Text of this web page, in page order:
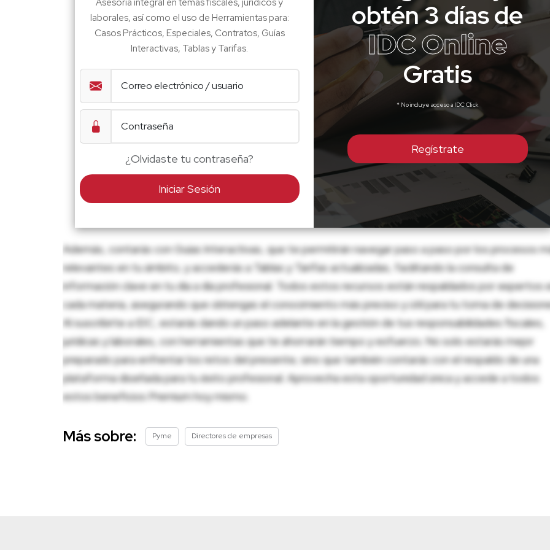
Asesoría integral en temas fiscales, jurídicos y
laborales, así como el uso de Herramientas para:
Casos Prácticos, Especiales, Contratos, Guías
Interactivas, Tablas y Tarifas.
¿Olvidaste tu contraseña?
Iniciar Sesión
obtén 3 días de
IDC Online
Gratis
* No incluye acceso a IDC Click
Regístrate
Además, contarás con Guías Interactivas, que te permitirán navegar paso a paso por los procesos
relevantes en tu ámbito, y accederás a Tablas y Tarifas actualizadas, facilitando la consulta de
información clave en tu día a día profesional. Todos estos recursos están respaldados por expertos
cada materia, asegurando que obtengas el conocimiento más preciso y útil para tu toma de
Al suscribirte a IDC, estarás dando un paso adelante en la gestión de tus responsabilidades fiscales,
jurídicas y laborales, con herramientas que te ahorrarán tiempo y esfuerzo. No solo estarás mejor
preparado para enfrentar los retos del presente, sino que también contarás con el respaldo de una
plataforma diseñada para tu éxito profesional. Aprovecha esta oportunidad única y accede a todos
estos beneficios Premium hoy mismo.
Más sobre: Pyme Directores de empresas